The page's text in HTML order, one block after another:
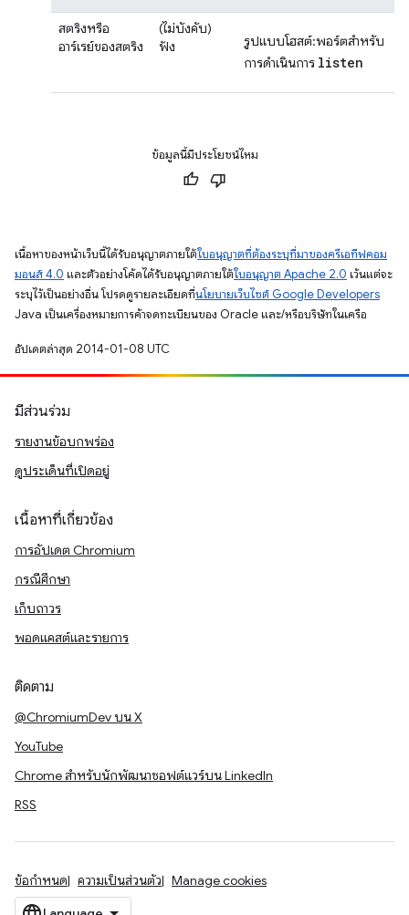
สตริงหรือ
อาร์เรย์ของสตริง
(ไม่บังคับ)
ฟัง
รูปแบบโฮสต์:พอร์ตสำหรับ
การดำเนินการ listen
ข้อมูลนี้มีประโยชน์ไหม
เนื้อหาของหน้าเว็บนี้ได้รับอนุญาตภายใต้ใบอนุญาตที่ต้องระบุที่มาของครีเอทีฟคอม
มอนส์ 4.0 และตัวอย่างโค้ดได้รับอนุญาตภายใต้ใบอนุญาต Apache 2.0 เว้นแต่จะ
ระบุไว้เป็นอย่างอื่น โปรดดูรายละเอียดที่นโยบายเว็บไซต์ Google Developers
Java เป็นเครื่องหมายการค้าจดทะเบียนของ Oracle และ/หรือบริษัทในเครือ
อัปเดตล่าสุด 2014-01-08 UTC
มีส่วนร่วม
รายงานข้อบกพร่อง
ดูประเด็นที่เปิดอยู่
เนื้อหาที่เกี่ยวข้อง
การอัปเดต Chromium
กรณีศึกษา
เก็บถาวร
พอดแคสต์และรายการ
ติดตาม
@ChromiumDev บน X
YouTube
Chrome สำหรับนักพัฒนาซอฟต์แวร์บน LinkedIn
RSS
ข้อกำหนด ความเป็นส่วนตัว Manage cookies